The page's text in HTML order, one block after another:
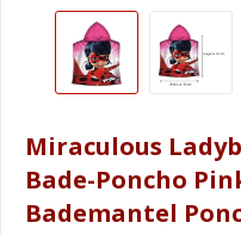
Miraculous
Bade-Poncho
Bademantel